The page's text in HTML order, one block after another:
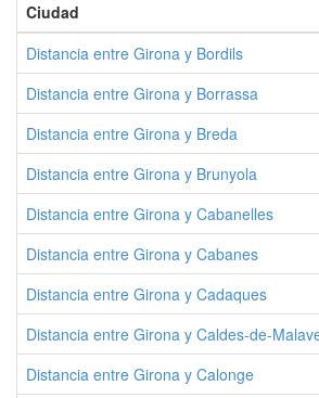
Ciudad
Distancia entre Girona y Bordils
Distancia entre Girona y Borrassa
Distancia entre Girona y Breda
Distancia entre Girona y Brunyola
Distancia entre Girona y Cabanelles
Distancia entre Girona y Cabanes
Distancia entre Girona y Cadaques
Distancia entre Girona y Caldes-de-
Distancia entre Girona y Calonge